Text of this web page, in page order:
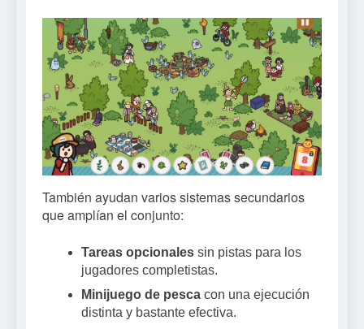
También ayudan varios sistemas secundarios
que amplían el conjunto:
Tareas opcionales sin pistas para los
jugadores completistas.
Minijuego de pesca con una ejecución
distinta y bastante efectiva.